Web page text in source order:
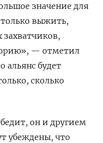
значение для
выжить,
захватчиков,
— отметил
альянс будет
сколько
он и другием
убеждены, что